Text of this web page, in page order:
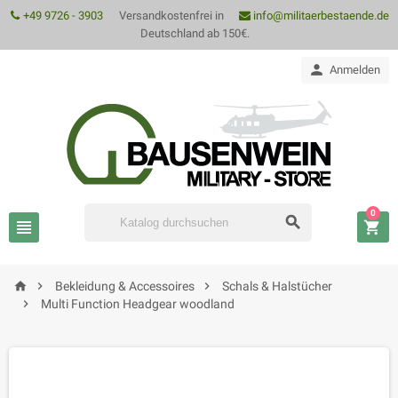
+49 9726 - 3903 info@militaerbestaende.de
Versandkostenfrei in
Deutschland ab 150€.
 Anmelden
  
0
  Bekleidung & Accessoires 
Schals & Halstücher

Multi Function Headgear woodland